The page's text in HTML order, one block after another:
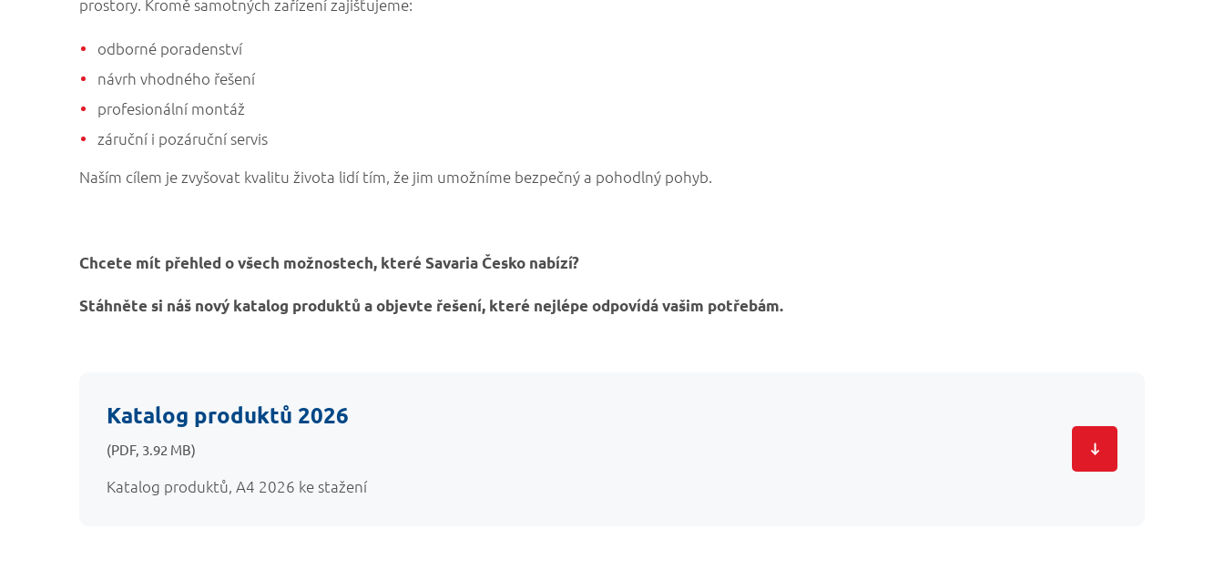
prostory. Kromě samotných zařízení zajišťujeme:
odborné poradenství
návrh vhodného řešení
profesionální montáž
záruční i pozáruční servis
Naším cílem je zvyšovat kvalitu života lidí tím, že jim umožníme bezpečný a pohodlný pohyb.
Chcete mít přehled o všech možnostech, které Savaria Česko nabízí?
Stáhněte si náš nový katalog produktů a objevte řešení, které nejlépe odpovídá vašim potřebám.
Katalog produktů 2026
(PDF, 3.92 MB)
Katalog produktů, A4 2026 ke stažení